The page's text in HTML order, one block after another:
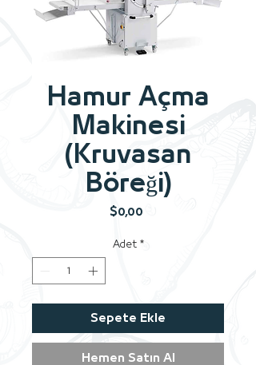
Hamur Açma
Makinesi
(Kruvasan
Böreği)
$0,00Fiyat
Adet *
Sepete Ekle
Hemen Satın Al